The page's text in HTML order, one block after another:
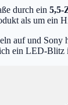
durch ein 5,5-
als um ein
auf und Sony
ein LED-Blitz